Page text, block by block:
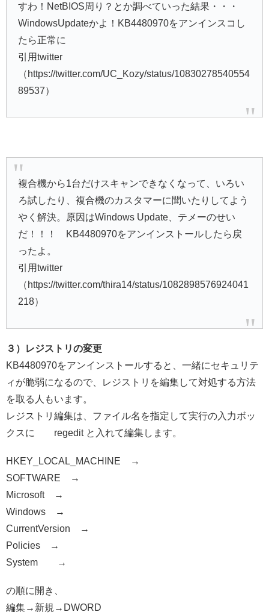
すわ！NetBIOS周り？とか調べていった結果・・・
WindowsUpdateかよ！KB4480970をアンインスコし
たら正常に
引用twitter
（https://twitter.com/UC_Kozy/status/10830278540554
89537）
複合機から1台だけスキャンできなくなって、いろい
ろ試したり、複合機のカスタマーに聞いたりしてよう
やく解決。原因はWindows Update、テメーのせい
だ！！！ KB4480970をアンインストールしたら戻
ったよ。
引用twitter
（https://twitter.com/thira14/status/1082898576924041
218）
３）レジストリの変更
KB4480970をアンインストールすると、一緒にセキュリテ
ィが脆弱になるので、レジストリを編集して対処する方法
を取る人もいます。
レジストリ編集は、ファイル名を指定して実行の入力ボッ
クスに regedit と入れて編集します。
HKEY_LOCAL_MACHINE →
SOFTWARE →
Microsoft →
Windows →
CurrentVersion →
Policies →
System →
の順に開き、
編集→新規→DWORD